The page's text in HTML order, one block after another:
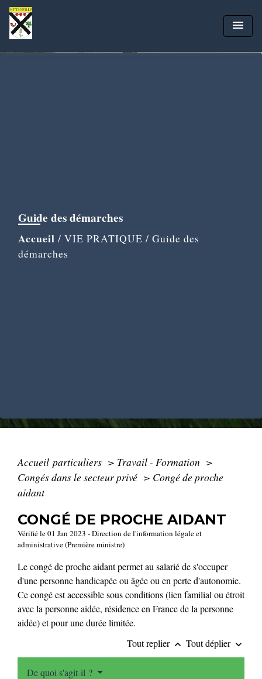
menu
Guide des démarches
Accueil / VIE PRATIQUE / Guide des
démarches
Accueil particuliers > Travail - Formation >
Congés dans le secteur privé > Congé de proche
aidant
CONGÉ DE PROCHE AIDANT
Vérifié le 01 Jan 2023 - Direction de l'information légale et
administrative (Première ministre)
Le congé de proche aidant permet au salarié de s'occuper
d'une personne handicapée ou âgée ou en perte d'autonomie.
Ce congé est accessible sous conditions (lien familial ou étroit
avec la personne aidée, résidence en France de la personne
aidée) et pour une durée limitée.
Tout replier keyboard_arrow_up Tout déplier keyboard_arrow_down
De quoi s'agit-il ?